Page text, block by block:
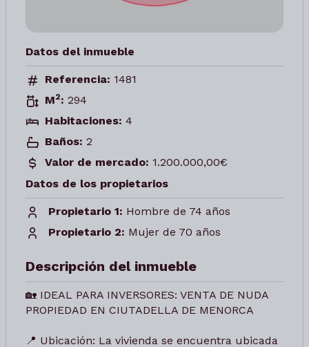
Datos del inmueble
Referencia: 1481
M2: 294
Habitaciones: 4
Baños: 2
Valor de mercado: 1.200.000,00€
Datos de los propietarios
Propietario 1: Hombre de 74 años
Propietario 2: Mujer de 70 años
Descripción del inmueble
🏡 IDEAL PARA INVERSORES: VENTA DE NUDA
PROPIEDAD EN CIUTADELLA DE MENORCA
📍 Ubicación: La vivienda se encuentra ubicada